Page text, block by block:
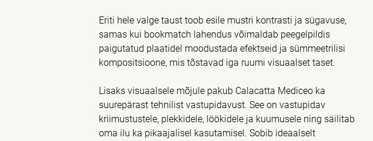
Eriti hele valge taust toob esile mustri kontrasti ja sügavuse,
samas kui bookmatch lahendus võimaldab peegelpildis
paigutatud plaatidel moodustada efektseid ja sümmeetrilisi
kompositsioone, mis tõstavad iga ruumi visuaalset taset.
Lisaks visuaalsele mõjule pakub Calacatta Mediceo ka
suurepärast tehnilist vastupidavust. See on vastupidav
kriimustustele, plekkidele, löökidele ja kuumusele ning säilitab
oma ilu ka pikaajalisel kasutamisel. Sobib ideaalselt